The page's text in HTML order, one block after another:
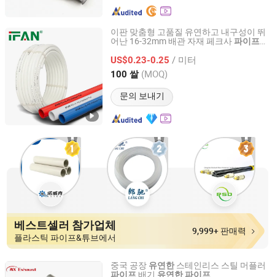
이판 맞춤형 고품질 유연하고 내구성이 뛰
어난 16-32mm 배관 자재 페크사 파이프
스파이프
US$0.23-0.25 / 미터
100 쌀 (MOQ)
문의 보내기
Zhuji Fengfan Piping Co., Ltd.
Zhejiang, China 이후 2020
베스트셀러 참가업체
플라스틱 파이프&튜브에서
9,999+ 판매력
중국 공장 유연한스테인리스 스틸 머플러
파이프 배기 유연한 파이프